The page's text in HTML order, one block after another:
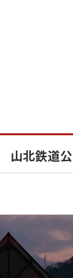
山北鉄道